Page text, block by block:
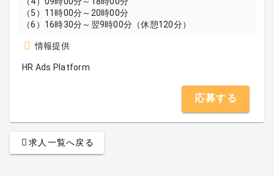
（5）11時00分～20時00分
（6）16時30分～翌9時00分（休憩120分）
情報提供
HR Ads Platform
応募する
求人一覧へ戻る